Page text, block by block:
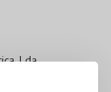
Lda